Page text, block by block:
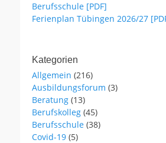
Berufsschule [PDF]
Ferienplan Tübingen 2026/27
Kategorien
Allgemein (216)
Ausbildungsforum (3)
Beratung (13)
Berufskolleg (45)
Berufsschule (38)
Covid-19 (5)